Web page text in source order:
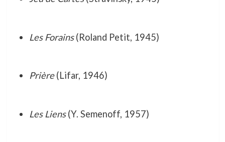
Les Forains(Roland Petit, 1945)
Prière(Lifar, 1946)
Les Liens(Y. Semenoff, 1957)